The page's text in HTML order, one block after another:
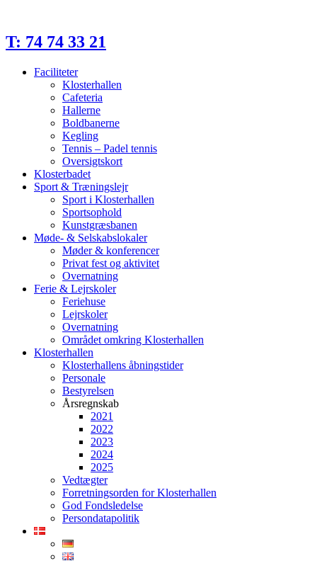
indhold
T: 74 74 33 21
Faciliteter
Klosterhallen
Cafeteria
Hallerne
Boldbanerne
Kegling
Tennis – Padel tennis
Oversigtskort
Klosterbadet
Sport & Træningslejr
Sport i Klosterhallen
Sportsophold
Kunstgræsbanen
Møde- & Selskabslokaler
Møder & konferencer
Privat fest og aktivitet
Overnatning
Ferie & Lejrskoler
Feriehuse
Lejrskoler
Overnatning
Området omkring Klosterhallen
Klosterhallen
Klosterhallens åbningstider
Personale
Bestyrelsen
Årsregnskab
2021
2022
2023
2024
2025
Vedtægter
Forretningsorden for Klosterhallen
God Fondsledelse
Persondatapolitik